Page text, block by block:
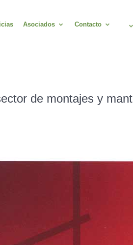
Asociados Contacto
de montajes y